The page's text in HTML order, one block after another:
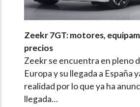
Zeekr 7GT: motores,
precios
Zeekr se encuentra en pleno
Europa y su llegada a España
realidad por lo que ya ha
llegada…